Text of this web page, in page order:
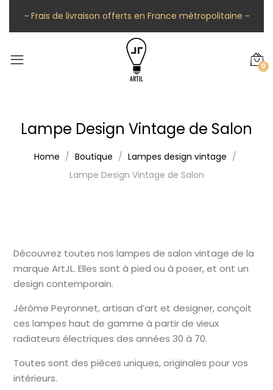
~ Frais de livraison offerts en France métropolitaine ~
0
Lampe Design Vintage de Salon
Home Boutique
Lampes design vintage
Lampe Design Vintage de Salon
Découvrez toutes nos lampes de salon vintage de la
marque ArtJL. Elles sont à pied ou à poser, et ont un
design contemporain.
Jérôme Peyronnet, artisan d’art et designer, conçoit
ces lampes haut de gamme à partir de vieux
radiateurs électriques des années 30 à 70.
Toutes sont des pièces uniques, originales pour vos
intérieurs.